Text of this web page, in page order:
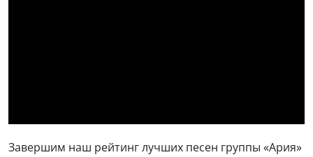
Завершим наш рейтинг лучших песен группы «Ария»